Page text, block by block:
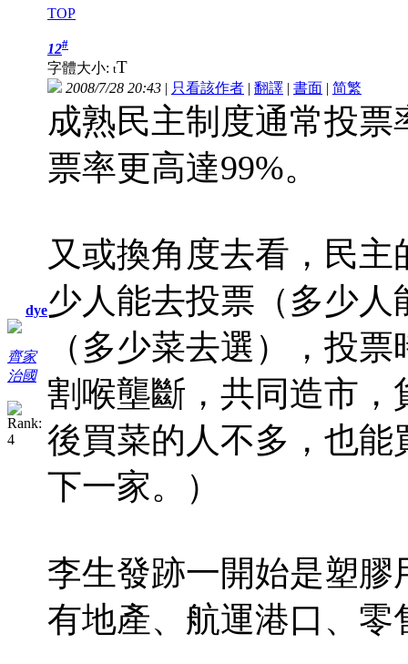
TOP
dye
齊家
治國
12#
字體大小: tT
2008/7/28 20:43 | 只看該作者 | 翻譯 | 書面 | 简繁
成熟民主制度通常投
票率更高達99%。
又或換角度去看，民
少人能去投票（多少
（多少菜去選），投
割喉壟斷，共同造市
後買菜的人不多，也
下一家。）
李生發跡一開始是塑
有地產、航運港口、零